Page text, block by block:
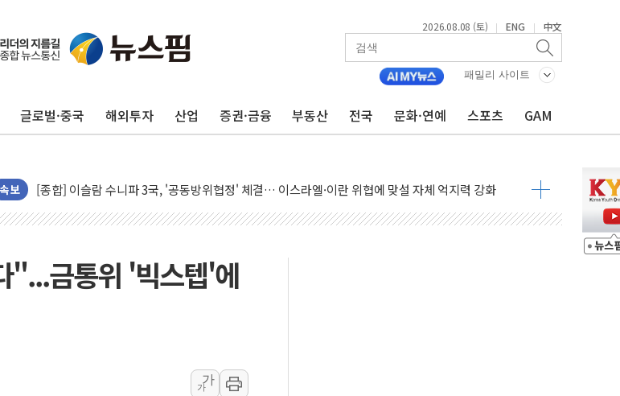
2026.08.08 (토) | ENG | 中文
패밀리 사이트
글로벌·중국 해외투자 산업 증권·금융 부동산 전국 문화·연예 스포츠 GAM
속보
미 연준 매파 기세 꺾이나…고용 감소에 9월 동결 전망 우세
트럼프, 백신·자폐증 행정명령 검토…"이르면 다음 주"
美 항소법원, 백악관 무도회장 공사 중단 명령…트럼프 제동
美 고용 쇼크에 엔화 장중 급등…시장은 "또 개입했나" 촉각
[AI MY 뉴스] 뉴욕 반도체주 프리뷰...美 고용 쇼크에 반도체주 '활짝'
뉴욕증시 개장 전 특징주...아틀라시안·클라우드플레어·태양광주↑ VS 트레이드데스크·웬디스↓
금통위 '빅스텝'에
가
가